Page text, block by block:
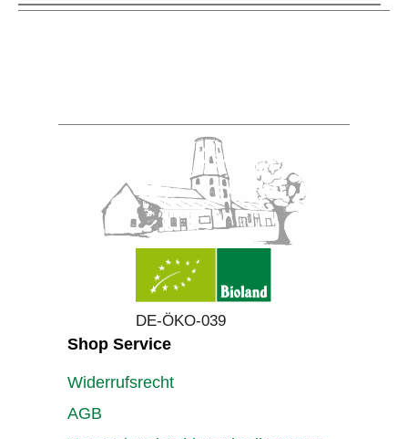
DE-ÖKO-039
Shop Service
Widerrufsrecht
AGB